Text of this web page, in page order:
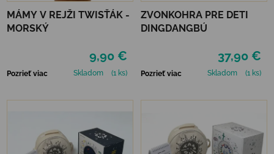
MÁMY V REJŽI TWISŤÁK -
MORSKÝ
9,90 €
Pozrieť viac Skladom (1 ks)
ZVONKOHRA PRE DETI
DINGDANGBÚ
37,90 €
Pozrieť viac Skladom (1 ks)